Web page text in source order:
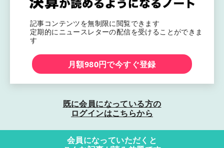
記事コンテンツを無制限に閲覧できます
定期的にニュースレターの配信を受けることができま
す
月額980円で今すぐ登録
既に会員になっている方の
ログインはこちらから
会員になっていただくと